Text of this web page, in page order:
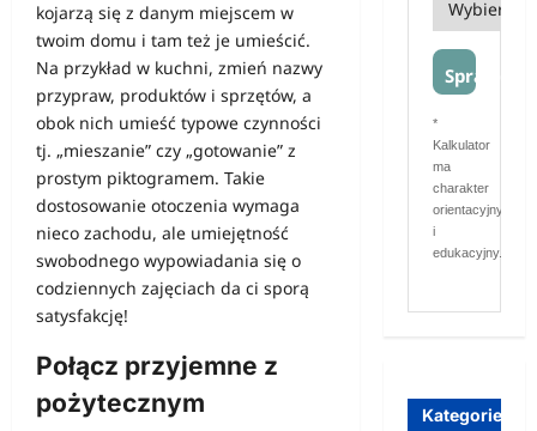
kojarzą się z danym miejscem w
twoim domu i tam też je umieścić.
Na przykład w kuchni, zmień nazwy
przypraw, produktów i sprzętów, a
obok nich umieść typowe czynności
tj. „mieszanie” czy „gotowanie” z
prostym piktogramem. Takie
dostosowanie otoczenia wymaga
nieco zachodu, ale umiejętność
swobodnego wypowiadania się o
codziennych zajęciach da ci sporą
satysfakcję!
Połącz przyjemne z
pożytecznym
Sprawdź
*
Kalkulator
ma
charakter
orientacyjny
i
edukacyjny.
Kategorie